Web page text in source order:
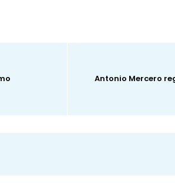
Antonio Mercero